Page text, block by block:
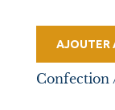
AJOUTER
Confection